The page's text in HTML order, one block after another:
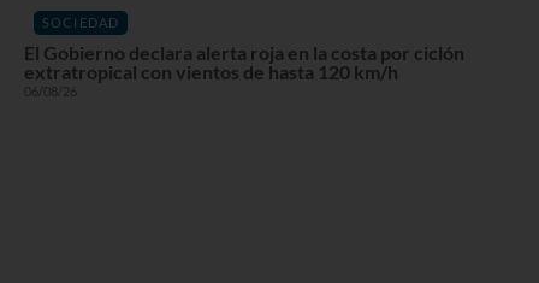
SOCIEDAD
El Gobierno declara alerta roja en la costa por ciclón
extratropical con vientos de hasta 120 km/h
06/08/26